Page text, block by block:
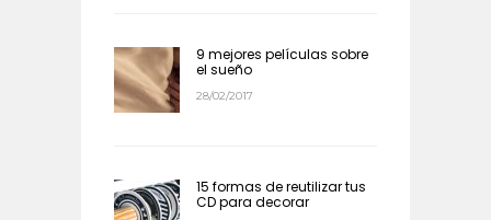
9 mejores películas sobre
el sueño
28/02/2017
15 formas de reutilizar tus
CD para decorar